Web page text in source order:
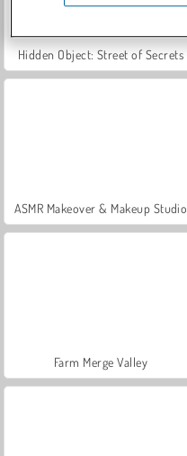
Hidden Object: Street of Secrets
ASMR Makeover & Makeup Studio
Farm Merge Valley